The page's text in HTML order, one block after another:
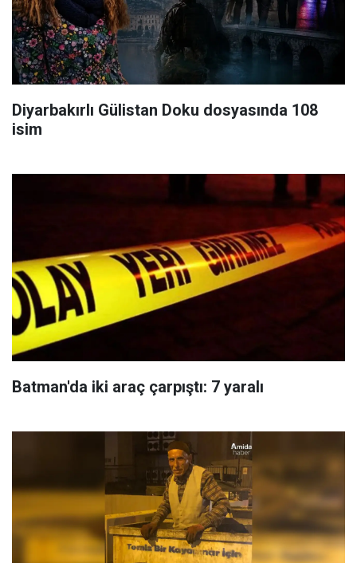
Diyarbakırlı Gülistan Doku dosyasında 108
isim
Batman'da iki araç çarpıştı: 7 yaralı